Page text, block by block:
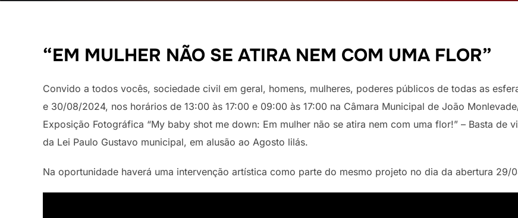
“EM MULHER NÃO SE ATIRA NEM COM UMA FLOR”
Convido a todos vocês, sociedade civil em geral, homens, mulheres, poderes públicos de todas as
e 30/08/2024, nos horários de 13:00 às 17:00 e 09:00 às 17:00 na Câmara Municipal de João
Exposição Fotográfica “My baby shot me down: Em mulher não se atira nem com uma flor!” – Basta
da Lei Paulo Gustavo municipal, em alusão ao Agosto lilás.
Na oportunidade haverá uma intervenção artística como parte do mesmo projeto no dia da abertura 29/